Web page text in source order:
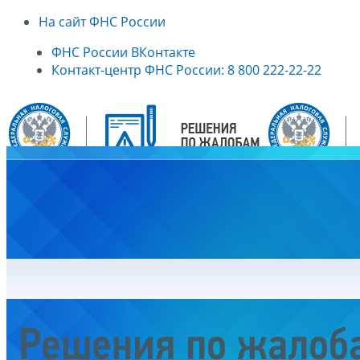
На сайт ФНС России
ФНС России ВКонтакте
Контакт-центр ФНС России: 8 800 222-22-22
Решения по